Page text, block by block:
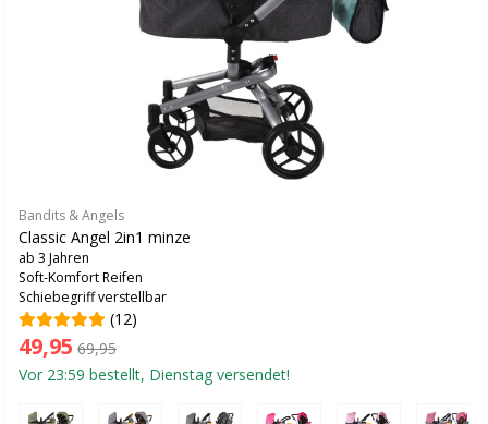
Bandits & Angels
Classic Angel 2in1 minze
ab 3 Jahren
Soft-Komfort Reifen
Schiebegriff verstellbar
(12)
49,95 69,95
Vor 23:59 bestellt, Dienstag versendet!